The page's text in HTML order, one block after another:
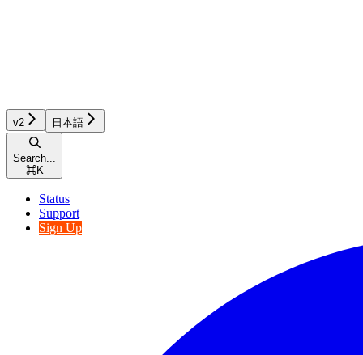
v2 日本語
Search...
⌘K
Status
Support
Sign Up